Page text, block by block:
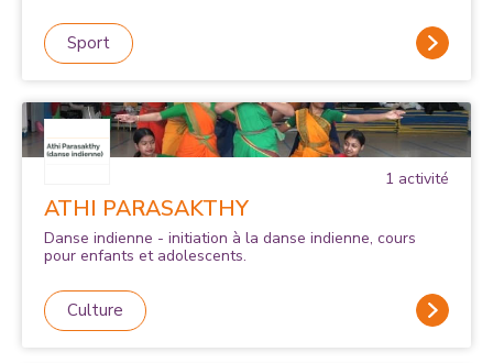
Sport
1 activité
ATHI PARASAKTHY
Danse indienne - initiation à la danse indienne, cours
pour enfants et adolescents.
Culture